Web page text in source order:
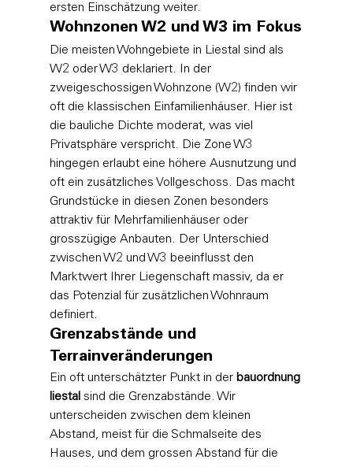
ersten Einschätzung weiter.
Wohnzonen W2 und W3 im Fokus
Die meisten Wohngebiete in Liestal sind als
W2 oder W3 deklariert. In der
zweigeschossigen Wohnzone (W2) finden wir
oft die klassischen Einfamilienhäuser. Hier ist
die bauliche Dichte moderat, was viel
Privatsphäre verspricht. Die Zone W3
hingegen erlaubt eine höhere Ausnutzung und
oft ein zusätzliches Vollgeschoss. Das macht
Grundstücke in diesen Zonen besonders
attraktiv für Mehrfamilienhäuser oder
grosszügige Anbauten. Der Unterschied
zwischen W2 und W3 beeinflusst den
Marktwert Ihrer Liegenschaft massiv, da er
das Potenzial für zusätzlichen Wohnraum
definiert.
Grenzabstände und
Terrainveränderungen
Ein oft unterschätzter Punkt in der bauordnung
liestal sind die Grenzabstände. Wir
unterscheiden zwischen dem kleinen
Abstand, meist für die Schmalseite des
Hauses, und dem grossen Abstand für die